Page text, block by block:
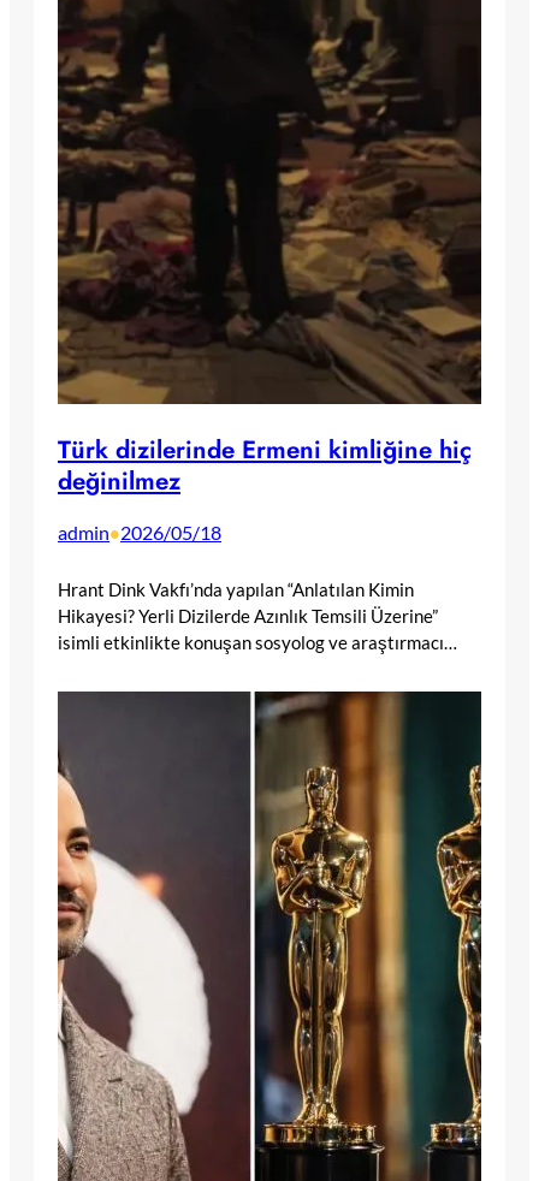
Türk dizilerinde Ermeni kimliğine hiç
değinilmez
admin•2026/05/18
Hrant Dink Vakfı’nda yapılan “Anlatılan Kimin
Hikayesi? Yerli Dizilerde Azınlık Temsili Üzerine”
isimli etkinlikte konuşan sosyolog ve araştırmacı…